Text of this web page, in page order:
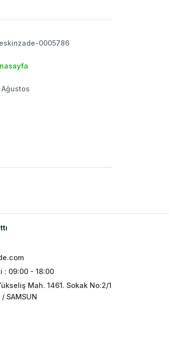
0005786
Ağustos
: 09:00 - 18:00
Mah. 1461. Sokak No:2/1
/ SAMSUN